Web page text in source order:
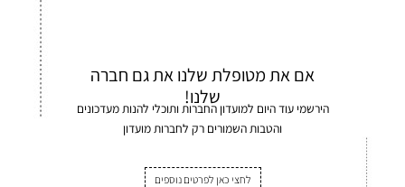
אם את מטופלת שלנו את גם חברה
שלנו!
הירשמי עוד היום למועדון החברות ותוכלי להנות מעדכונים
והטבות השמורים רק לחברות מועדון
לחצי כאן לפרטים נוספים